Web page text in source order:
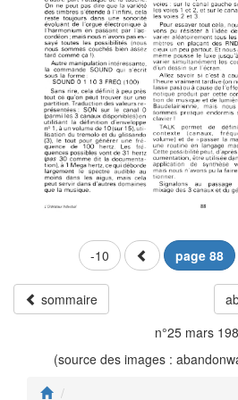
-10 page 88
sommaire
n°25 mars
(source des images :